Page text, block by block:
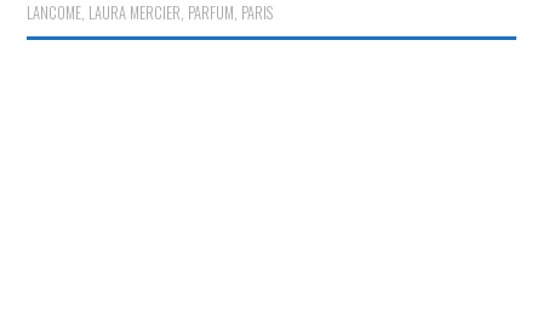
LANCOME, LAURA MERCIER, PARFUM, PARIS